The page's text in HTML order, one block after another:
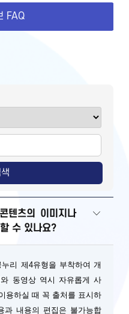
FAQ
텐츠의 이미지나
수 있나요?
리 제4유형을 부착하여 개
동영상 역시 자유롭게 사
용하실 때 꼭 출처를 표시하
과 내용의 편집은 불가능합